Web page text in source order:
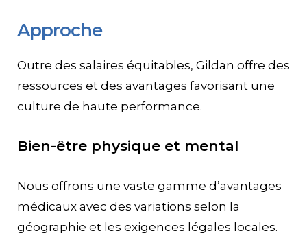
Approche
Outre des salaires équitables, Gildan offre des
ressources et des avantages favorisant une
culture de haute performance.
Bien-être physique et mental
Nous offrons une vaste gamme d’avantages
médicaux avec des variations selon la
géographie et les exigences légales locales.